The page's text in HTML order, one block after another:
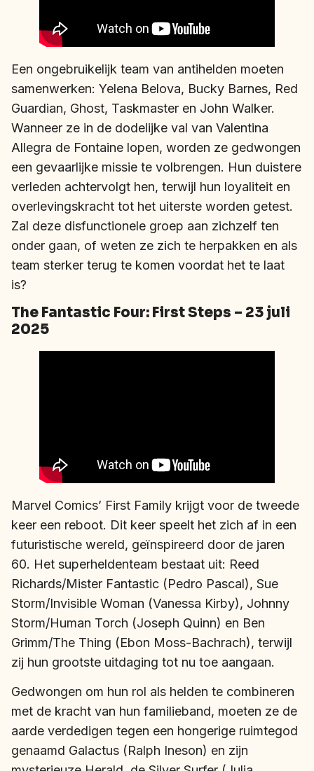
Een ongebruikelijk team van antihelden moeten
samenwerken: Yelena Belova, Bucky Barnes, Red
Guardian, Ghost, Taskmaster en John Walker.
Wanneer ze in de dodelijke val van Valentina
Allegra de Fontaine lopen, worden ze gedwongen
een gevaarlijke missie te volbrengen. Hun duistere
verleden achtervolgt hen, terwijl hun loyaliteit en
overlevingskracht tot het uiterste worden getest.
Zal deze disfunctionele groep aan zichzelf ten
onder gaan, of weten ze zich te herpakken en als
team sterker terug te komen voordat het te laat
is?
The Fantastic Four: First Steps – 23 juli
2025
Marvel Comics’ First Family krijgt voor de tweede
keer een reboot. Dit keer speelt het zich af in een
futuristische wereld, geïnspireerd door de jaren
60. Het superheldenteam bestaat uit: Reed
Richards/Mister Fantastic (Pedro Pascal), Sue
Storm/Invisible Woman (Vanessa Kirby), Johnny
Storm/Human Torch (Joseph Quinn) en Ben
Grimm/The Thing (Ebon Moss-Bachrach), terwijl
zij hun grootste uitdaging tot nu toe aangaan.
Gedwongen om hun rol als helden te combineren
met de kracht van hun familieband, moeten ze de
aarde verdedigen tegen een hongerige ruimtegod
genaamd Galactus (Ralph Ineson) en zijn